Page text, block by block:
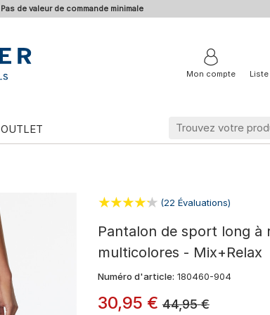
Pas de valeur de commande minimale
Mon compte
OUTLET
(22 Évaluations)
Pantalon de sport long à
multicolores - Mix+Relax
Numéro d'article: 180460-904
30,95 €44,95 €